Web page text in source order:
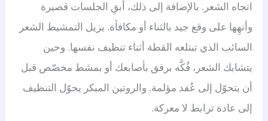
اتجاه الشعر. بالإضافة إلى ذلك، أبقِ الجلسات قصيرة
وأنهِها على وقع جيد بالثناء أو مكافأة. يزيل التمشيط الشعر
السائب الذي تبتلعه القطة أثناء تنظيف نفسها. وحين
يتشابك الشعر، فُكَّه برفق بأصابعك أو بمشط مخصّص قبل
أن يتحوّل إلى عُقد مؤلمة. والروتين المبكر يحوّل التنظيف
إلى عادة ترابط لا معركة.